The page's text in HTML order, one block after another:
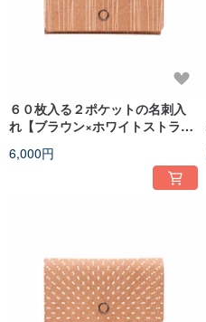
６０枚入る２ポケットの名刺入
れ【ブラウン×ホワイトストライ
6,000円